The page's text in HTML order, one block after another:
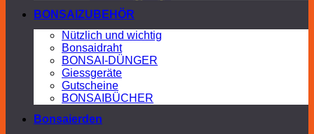
BONSAIZUBEHÖR
Nützlich und wichtig
Bonsaidraht
BONSAI-DÜNGER
Giessgeräte
Gutscheine
BONSAIBÜCHER
Bonsaierden